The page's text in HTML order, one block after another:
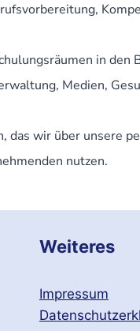
in
Medien,
wir über unsere
nutzen.
Weiteres
Impressum